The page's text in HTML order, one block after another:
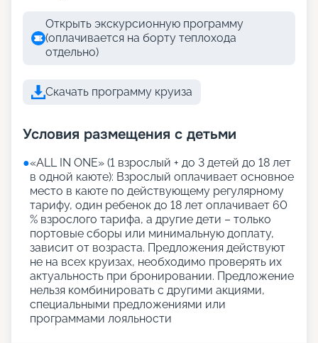
Открыть экскурсионную программу
(оплачивается на борту теплохода
отдельно)
Скачать программу круиза
Условия размещения с детьми
●«АLL IN ONE» (1 взрослый + до 3 детей до 18 лет
в одной каюте): Взрослый оплачивает основное
место в каюте по действующему регулярному
тарифу, один ребенок до 18 лет оплачивает 60
% взрослого тарифа, а другие дети – только
портовые сборы или минимальную доплату,
зависит от возраста. Предложения действуют
не на всех круизах, необходимо проверять их
актуальность при бронировании. Предложение
нельзя комбинировать с другими акциями,
специальными предложениями или
программами лояльности